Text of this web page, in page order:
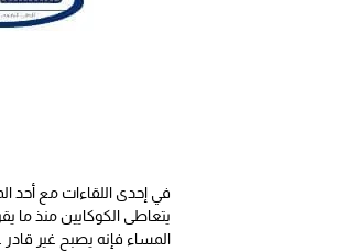
في إحدى اللقاءات مع أحد
يتعاطى الكوكايين منذ ما
المساء فإنه يصبح غير قادر